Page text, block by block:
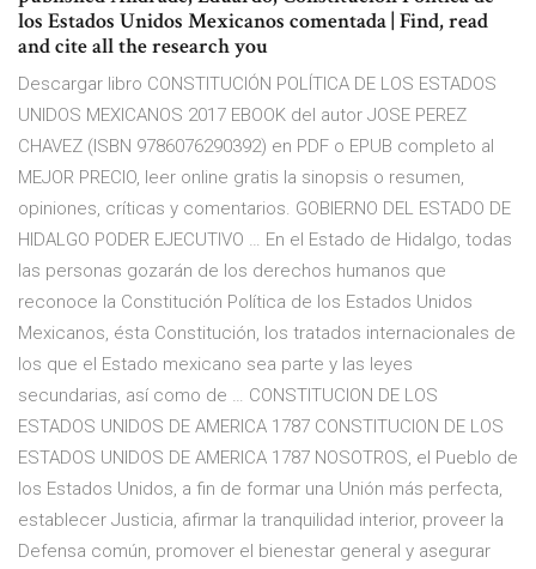
los Estados Unidos Mexicanos comentada | Find, read
and cite all the research you
Descargar libro CONSTITUCIÓN POLÍTICA DE LOS ESTADOS
UNIDOS MEXICANOS 2017 EBOOK del autor JOSE PEREZ
CHAVEZ (ISBN 9786076290392) en PDF o EPUB completo al
MEJOR PRECIO, leer online gratis la sinopsis o resumen,
opiniones, críticas y comentarios. GOBIERNO DEL ESTADO DE
HIDALGO PODER EJECUTIVO … En el Estado de Hidalgo, todas
las personas gozarán de los derechos humanos que
reconoce la Constitución Política de los Estados Unidos
Mexicanos, ésta Constitución, los tratados internacionales de
los que el Estado mexicano sea parte y las leyes
secundarias, así como de … CONSTITUCION DE LOS
ESTADOS UNIDOS DE AMERICA 1787 CONSTITUCION DE LOS
ESTADOS UNIDOS DE AMERICA 1787 NOSOTROS, el Pueblo de
los Estados Unidos, a fin de formar una Unión más perfecta,
establecer Justicia, afirmar la tranquilidad interior, proveer la
Defensa común, promover el bienestar general y asegurar